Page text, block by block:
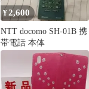
¥2,600
NTT docomo SH-01B 携
帯電話 本体